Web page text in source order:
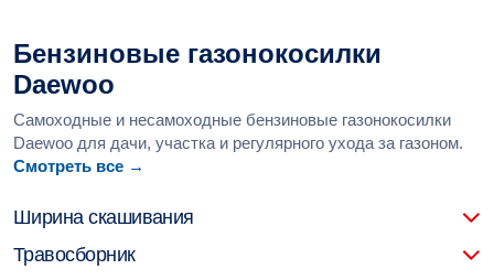
Бензиновые газонокосилки
Daewoo
Самоходные и несамоходные бензиновые газонокосилки
Daewoo для дачи, участка и регулярного ухода за газоном.
Смотреть все →
Ширина скашивания
Травосборник